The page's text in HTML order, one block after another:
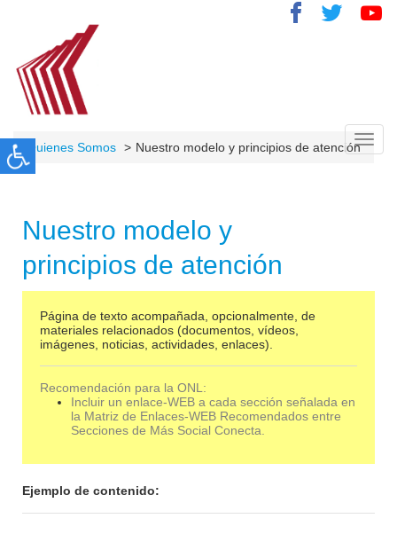
Quienes Somos Nuestro modelo y principios de atención
Nuestro modelo y
principios de atención
Página de texto acompañada, opcionalmente, de
materiales relacionados (documentos, vídeos,
imágenes, noticias, actividades, enlaces).
Recomendación para la ONL:
Incluir un enlace-WEB a cada sección señalada en
la Matriz de Enlaces-WEB Recomendados entre
Secciones de Más Social Conecta.
Ejemplo de contenido: